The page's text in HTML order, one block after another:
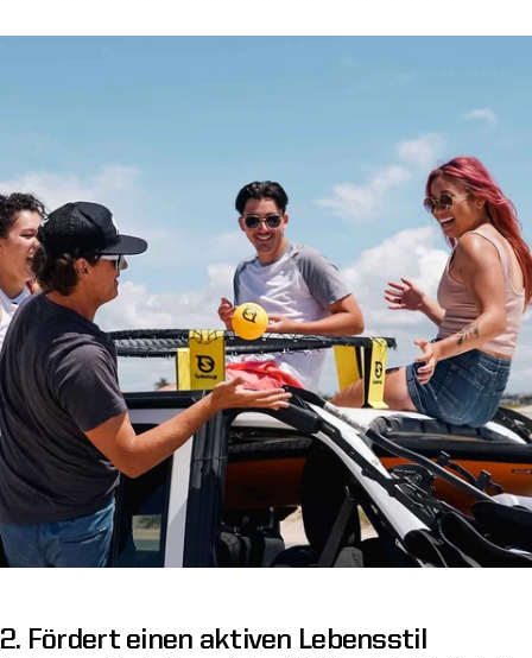
2. Fördert einen aktiven Lebensstil